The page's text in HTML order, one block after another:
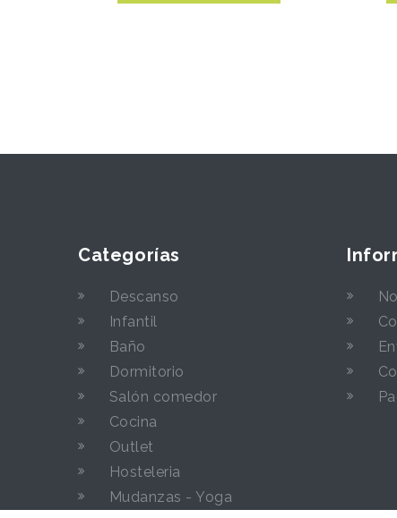
Categorías
Descanso
Infantil
Baño
Dormitorio
Salón comedor
Cocina
Outlet
Hosteleria
Mudanzas - Yoga